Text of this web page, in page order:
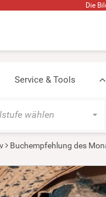
Die
Service & Tools
wählen
Buchempfehlung des